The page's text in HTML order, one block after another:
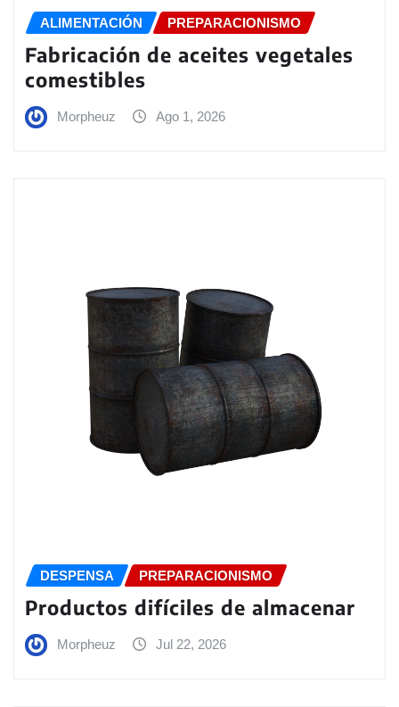
ALIMENTACIÓN PREPARACIONISMO
Fabricación de aceites vegetales
comestibles
Morpheuz Ago 1, 2026
DESPENSA PREPARACIONISMO
Productos difíciles de almacenar
Morpheuz Jul 22, 2026